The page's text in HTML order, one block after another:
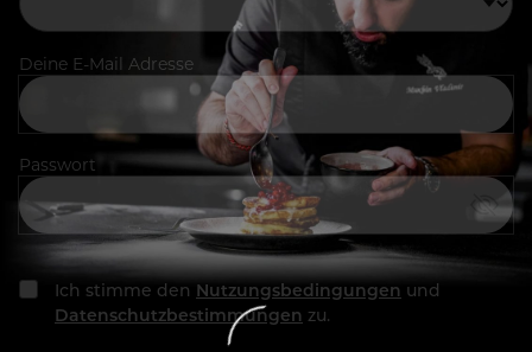
Deine E-Mail Adresse
Passwort
Ich stimme den Nutzungsbedingungen und
Datenschutzbestimmungen zu.